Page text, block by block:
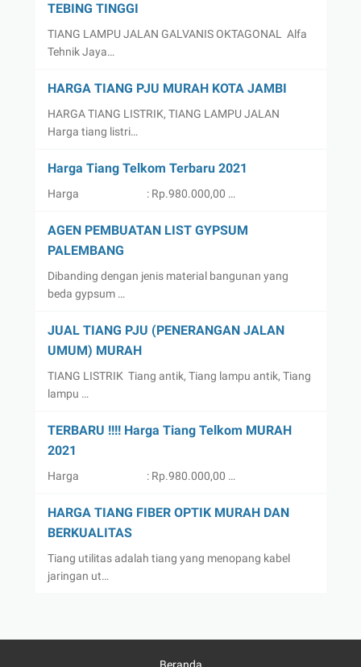
TEBING TINGGI
TIANG LAMPU JALAN GALVANIS OKTAGONAL Alfa
Tehnik Jaya…
HARGA TIANG PJU MURAH KOTA JAMBI
HARGA TIANG LISTRIK, TIANG LAMPU JALAN
Harga tiang listri…
Harga Tiang Telkom Terbaru 2021
Harga : Rp.980.000,00 …
AGEN PEMBUATAN LIST GYPSUM
PALEMBANG
Dibanding dengan jenis material bangunan yang
beda gypsum …
JUAL TIANG PJU (PENERANGAN JALAN
UMUM) MURAH
TIANG LISTRIK Tiang antik, Tiang lampu antik, Tiang
lampu …
TERBARU !!!! Harga Tiang Telkom MURAH
2021
Harga : Rp.980.000,00 …
HARGA TIANG FIBER OPTIK MURAH DAN
BERKUALITAS
Tiang utilitas adalah tiang yang menopang kabel
jaringan ut…